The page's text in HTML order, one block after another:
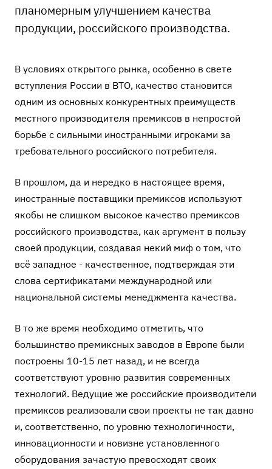
планомерным улучшением качества
продукции, российского производства.
В условиях открытого рынка, особенно в свете
вступления России в ВТО, качество становится
одним из основных конкурентных преимуществ
местного производителя премиксов в непростой
борьбе с сильными иностранными игроками за
требовательного российского потребителя.
В прошлом, да и нередко в настоящее время,
иностранные поставщики премиксов используют
якобы не слишком высокое качество премиксов
российского производства, как аргумент в пользу
своей продукции, создавая некий миф о том, что
всё западное - качественное, подтверждая эти
слова сертификатами международной или
национальной системы менеджмента качества.
В то же время необходимо отметить, что
большинство премиксных заводов в Европе были
построены 10-15 лет назад, и не всегда
соответствуют уровню развития современных
технологий. Ведущие же российские производители
премиксов реализовали свои проекты не так давно
и, соответственно, по уровню технологичности,
инновационности и новизне установленного
оборудования зачастую превосходят своих